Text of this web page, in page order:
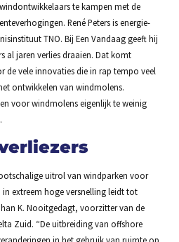
te kampen met de
René Peters is energie-
TNO. Bij Een Vandaag geeft hij
al jaren verlies draaien. Dat komt
de vele innovaties die in rap tempo veel
ontwikkelen van windmolens.
voor windmolens eigenlijk te weinig
uitrol van windparken voor
extreem hoge versnelling leidt tot
K. Nooitgedagt, voorzitter van de
Zuid. “De uitbreiding van offshore
in het gebruik van ruimte op